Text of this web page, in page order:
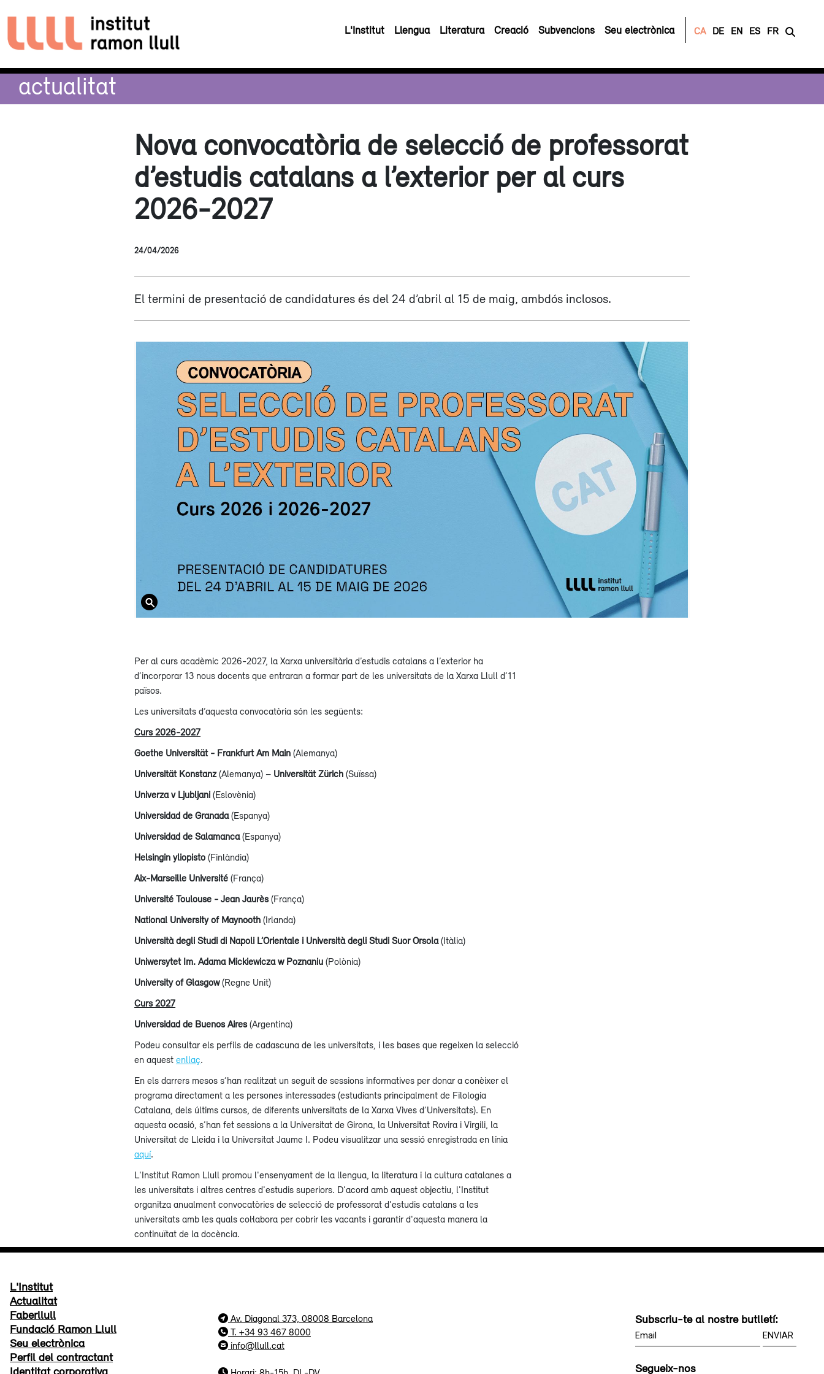
L'Institut Llengua Literatura Creació Subvencions Seu electrònica CA DE EN ES FR
actualitat
Nova convocatòria de selecció de professorat
d’estudis catalans a l’exterior per al curs
2026-2027
24/04/2026
El termini de presentació de candidatures és del 24 d’abril al 15 de maig, ambdós inclosos.
Per al curs acadèmic 2026-2027, la Xarxa universitària d’estudis catalans a l’exterior ha
d’incorporar 13 nous docents que entraran a formar part de les universitats de la Xarxa Llull d’11
països.
Les universitats d’aquesta convocatòria són les següents:
Curs 2026-2027
Goethe Universität - Frankfurt Am Main (Alemanya)
Universität Konstanz(Alemanya) – Universität Zürich(Suïssa)
Univerza v Ljubljani (Eslovènia)
Universidad de Granada(Espanya)
Universidad de Salamanca(Espanya)
Helsingin yliopisto (Finlàndia)
Aix-Marseille Université (França)
Université Toulouse - Jean Jaurès(França)
National University of Maynooth (Irlanda)
Università degli Studi di Napoli L’Orientale i Università degli Studi Suor Orsola(Itàlia)
Uniwersytet Im. Adama Mickiewicza w Poznaniu (Polònia)
University of Glasgow(Regne Unit)
Curs 2027
Universidad de Buenos Aires(Argentina)
Podeu consultar els perfils de cadascuna de les universitats, i les bases que regeixen la selecció
en aquestenllaç.
En els darrers mesos s’han realitzat un seguit de sessions informatives per donar a conèixer el
programa directament a les persones interessades (estudiants principalment de Filologia
Catalana, dels últims cursos, de diferents universitats de la Xarxa Vives d’Universitats). En
aquesta ocasió, s’han fet sessions a la Universitat de Girona, la Universitat Rovira i Virgili, la
Universitat de Lleida i la Universitat Jaume I. Podeu visualitzar una sessió enregistrada en línia
aquí.
L'Institut Ramon Llull promou l'ensenyament de la llengua, la literatura i la cultura catalanes a
les universitats i altres centres d'estudis superiors. D'acord amb aquest objectiu, l'Institut
organitza anualment convocatòries de selecció de professorat d'estudis catalans a les
universitats amb les quals col·labora per cobrir les vacants i garantir d'aquesta manera la
continuïtat de la docència.
L'Institut
Actualitat
Faberllull
Fundació Ramon Llull
Seu electrònica
Perfil del contractant
Identitat corporativa
Av. Diagonal 373, 08008 Barcelona
T. +34 93 467 8000
info@llull.cat
Subscriu-te al nostre butlletí:
Segueix-nos